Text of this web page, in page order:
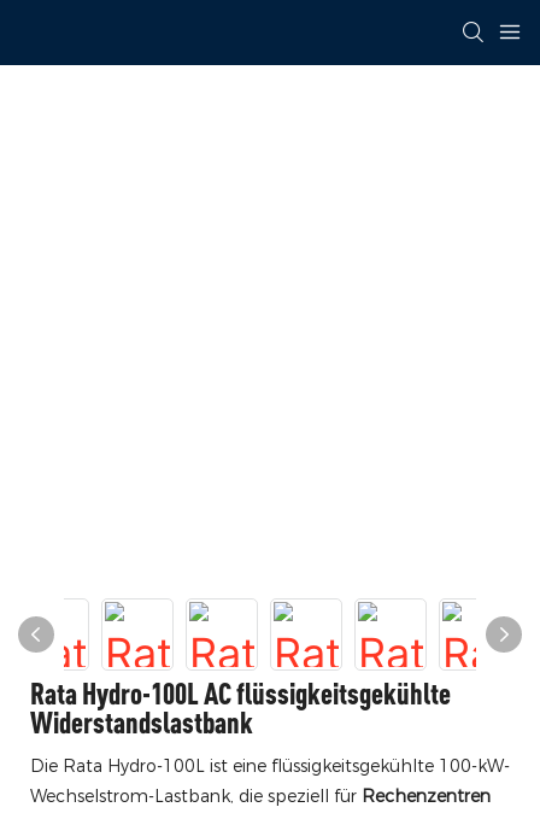
Rata Hydro-100L AC flüssigkeitsgekühlte
Widerstandslastbank
Die Rata Hydro-100L ist eine flüssigkeitsgekühlte 100-kW-
Wechselstrom-Lastbank, die speziell für Rechenzentren